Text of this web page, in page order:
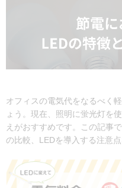
オフィスの電気代をなるべく
ょう。現在、照明に蛍光灯を
えがおすすめです。この記事
の比較、LEDを導入する注意